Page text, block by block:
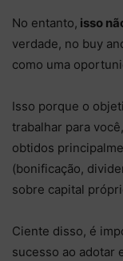
No entanto, isso
verdade, no buy
como uma
Isso porque o
trabalhar para
obtidos
(bonificação,
sobre capital
Ciente disso, é
sucesso ao adotar